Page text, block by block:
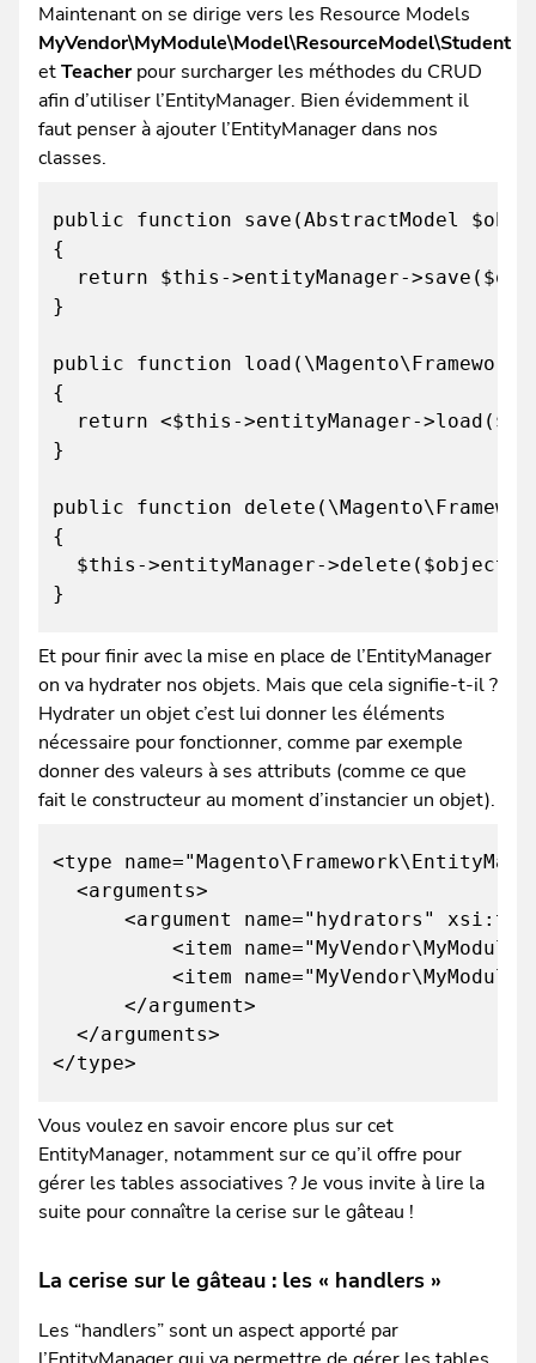
Maintenant on se dirige vers les Resource Models
MyVendor\MyModule\Model\ResourceModel\Student
etTeacherpour surcharger les méthodes du CRUD
afin d’utiliser l’EntityManager. Bien évidemment il
faut penser à ajouter l’EntityManager dans nos
classes.
public function save(AbstractModel
{
return $this->entityManager-
}
public function
{
return <$this->entityManager-
}
public function
{
$this->entityManager->delete($object);
}
Et pour finir avec la mise en place de l’EntityManager
on va hydrater nos objets. Mais que cela signifie-t-il ?
Hydrater un objet c’est lui donner les éléments
nécessaire pour fonctionner, comme par exemple
donner des valeurs à ses attributs (comme ce que
fait le constructeur au moment d’instancier un objet).
<type
<arguments>
<argument name="hydrators"
<item
<item
</argument>
</arguments>
</type>
Vous voulez en savoir encore plus sur cet
EntityManager, notamment sur ce qu’il offre pour
gérer les tables associatives ? Je vous invite à lire la
suite pour connaître la cerise sur le gâteau !
La cerise sur le gâteau : les « handlers »
Les “handlers” sont un aspect apporté par